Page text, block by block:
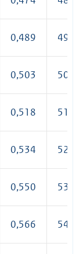
0,489 49
0,503 50
0,518 51
0,534 52
0,550 53
0,566 54